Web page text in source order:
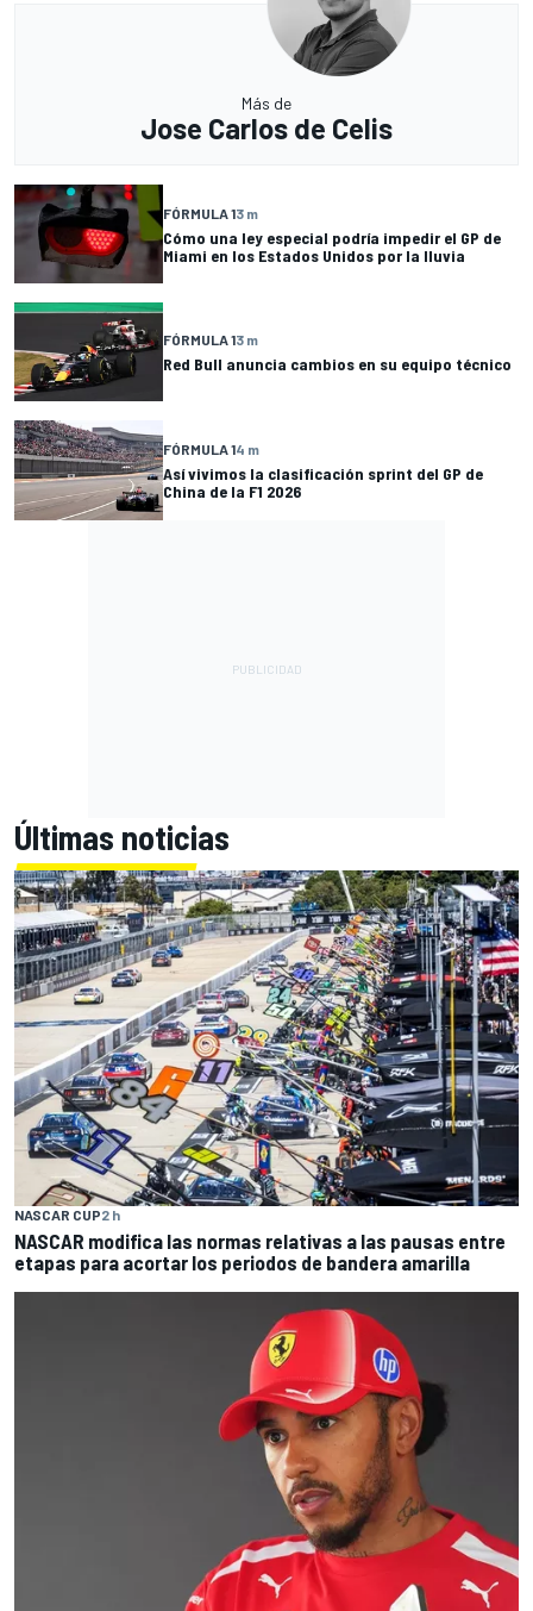
Más de
Jose Carlos de Celis
FÓRMULA 13 m
Cómo una ley especial podría impedir el GP de
Miami en los Estados Unidos por la lluvia
FÓRMULA 13 m
Red Bull anuncia cambios en su equipo técnico
FÓRMULA 14 m
Así vivimos la clasificación sprint del GP de
China de la F1 2026
Últimas noticias
NASCAR CUP2 h
NASCAR modifica las normas relativas a las pausas entre
etapas para acortar los periodos de bandera amarilla